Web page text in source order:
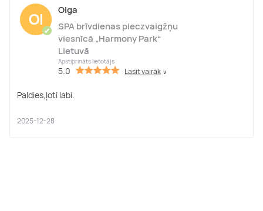
Ol
✔
Olga
SPA brīvdienas pieczvaigžņu
viesnīcā „Harmony Park“
Lietuvā
Apstiprināts lietotājs
5.0 Lasīt vairāk ∨
Paldies,ļoti labi.
2025-12-28